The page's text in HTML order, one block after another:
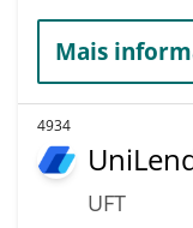
Mais
4934
UFT